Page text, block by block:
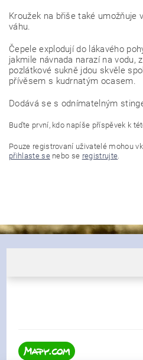
Kroužek na břiše také umožňuje
váhu.
Čepele explodují do lákavého
jakmile návnada narazí na vodu,
pozlátkové sukně jdou skvěle
přívěsem s kudrnatým ocasem.
Dodává se s odnímatelným
Buďte první, kdo napíše příspěvek k
Pouze registrovaní uživatelé mohou
přihlaste senebo se registrujte.